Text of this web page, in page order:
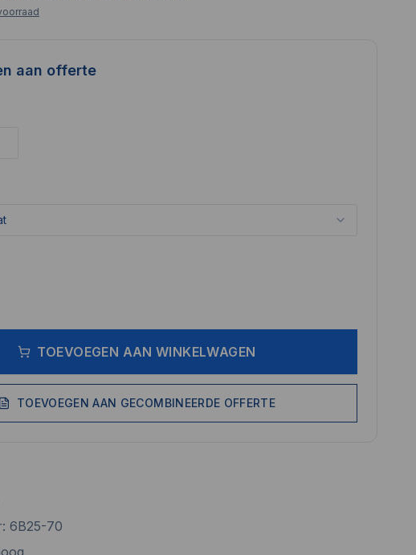
aan offerte
TOEVOEGEN AAN WINKELWAGEN
TOEVOEGEN AAN GECOMBINEERDE OFFERTE
6B25-70